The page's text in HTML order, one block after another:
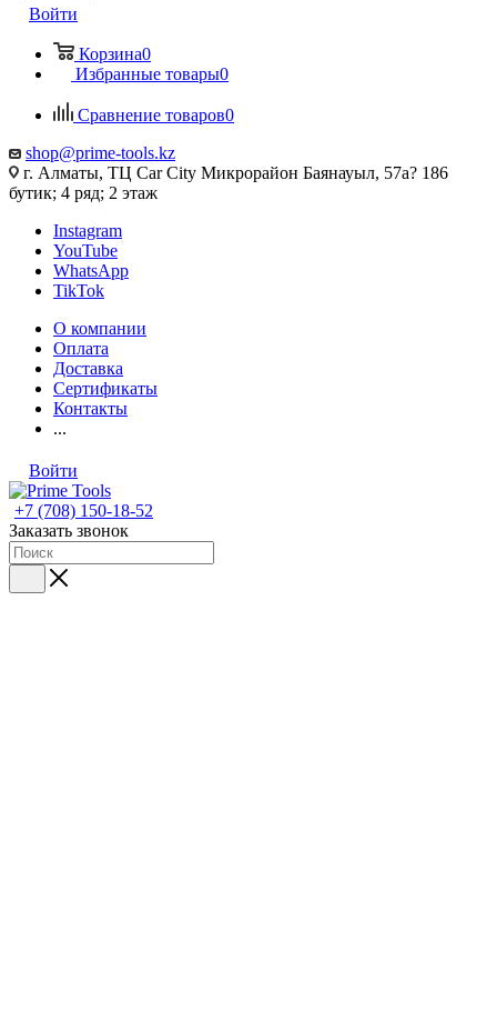
Войти
Корзина0
Избранные товары0
Сравнение товаров0
shop@prime-tools.kz
г. Алматы, ТЦ Car City​ ​Микрорайон Баянауыл, 57а? ​186
бутик; 4 ряд; 2 этаж
Instagram
YouTube
WhatsApp
TikTok
О компании
Оплата
Доставка
Сертификаты
Контакты
...
Войти
+7 (708) 150-18-52
Заказать звонок